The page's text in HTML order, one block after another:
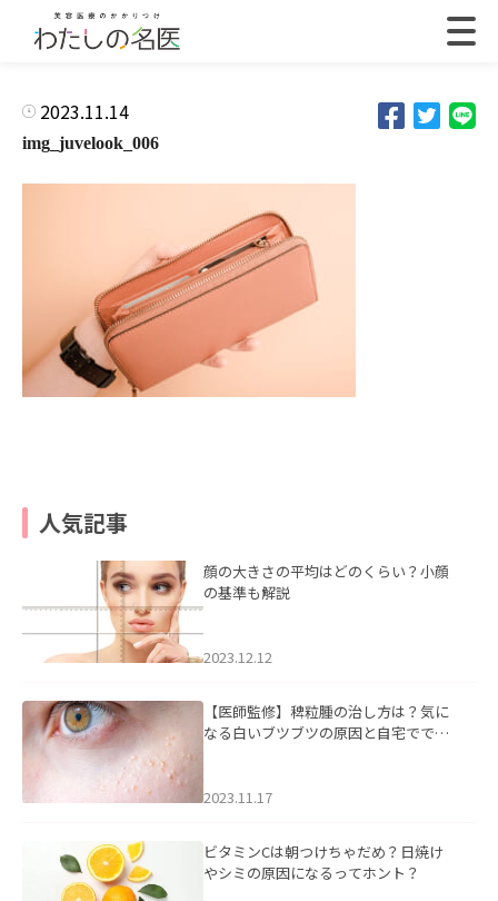
2023.11.14
img_juvelook_006
人気記事
顔の大きさの平均はどのくらい？小顔
の基準も解説
2023.12.12
【医師監修】稗粒腫の治し方は？気に
なる白いブツブツの原因と自宅ででき
2023.11.17
ビタミンCは朝つけちゃだめ？日焼け
やシミの原因になるってホント？